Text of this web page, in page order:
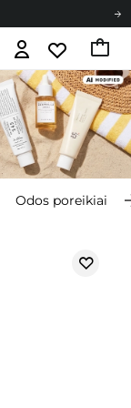
Odos poreikiai